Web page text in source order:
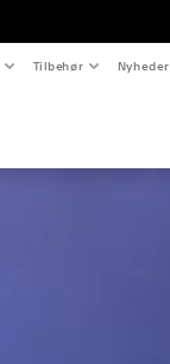
Tilbehør Nyheder